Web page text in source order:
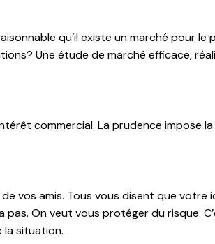
qu’il existe un marché pour
Une étude de marché efficace,
commercial. La prudence impose
vos amis. Tous vous disent que votre
On veut vous protéger du risque.
situation.